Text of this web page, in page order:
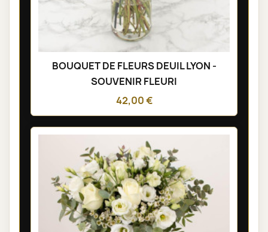
BOUQUET DE FLEURS DEUIL LYON -
SOUVENIR FLEURI
42,00 €